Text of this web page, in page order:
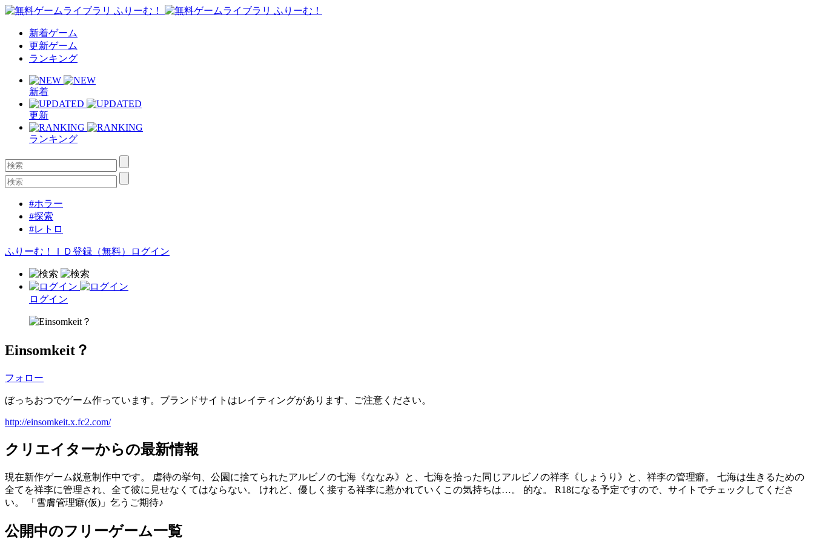
新着ゲーム
更新ゲーム
ランキング
新着
更新
ランキング
#ホラー
#探索
#レトロ
ふりーむ！ＩＤ登録（無料） ログイン
ログイン
Einsomkeit？
フォロー
ぼっちおつでゲーム作っています。ブランドサイトはレイティングがあります、ご注意ください。
http://einsomkeit.x.fc2.com/
クリエイターからの最新情報
現在新作ゲーム鋭意制作中です。 虐待の挙句、公園に捨てられたアルビノの七海《ななみ》と、七海を拾った同じアルビノの祥李《しょうり》と、祥李の管理癖。 七海は生きるための
全てを祥李に管理され、全て彼に見せなくてはならない。 けれど、優しく接する祥李に惹かれていくこの気持ちは…。 的な。 R18になる予定ですので、サイトでチェックしてくださ
い。 「雪膚管理癖(仮)」乞うご期待♪
公開中のフリーゲーム一覧